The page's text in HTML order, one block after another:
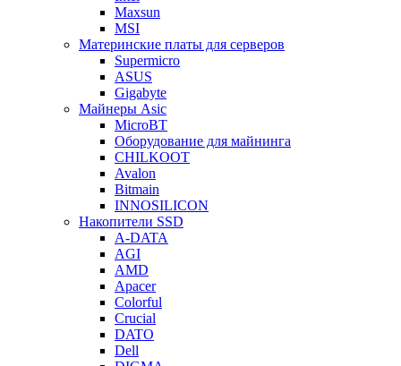
Maxsun
MSI
Материнские платы для серверов
Supermicro
ASUS
Gigabyte
Майнеры Asic
MicroBT
Оборудование для майнинга
CHILKOOT
Avalon
Bitmain
INNOSILICON
Накопители SSD
A-DATA
AGI
AMD
Apacer
Colorful
Crucial
DATO
Dell